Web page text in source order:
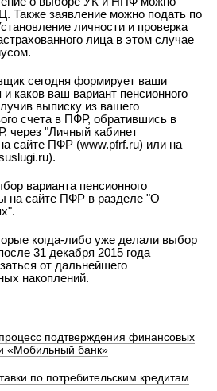
Также заявление можно подать по
личности и проверка
лица в этом случае
сегодня формирует ваши
каков ваш вариант пенсионного
выписку из вашего
счета в ПФР, обратившись в
через "Личный кабинет
сайте ПФР (www.pfrf.ru) или на
варианта пенсионного
на сайте ПФР в разделе "О
когда-либо уже делали выбор
31 декабря 2015 года
от дальнейшего
накоплений.
подтверждения финансовых
«Мобильный банк»
по потребительским кредитам